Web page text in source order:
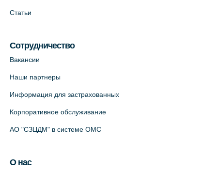
Статьи
Сотрудничество
Вакансии
Наши партнеры
Информация для застрахованных
Корпоративное обслуживание
АО "СЗЦДМ" в системе ОМС
О нас